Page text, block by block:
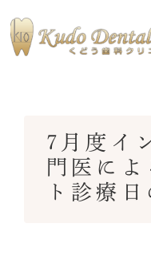
7月度イ
門医に
ト診療